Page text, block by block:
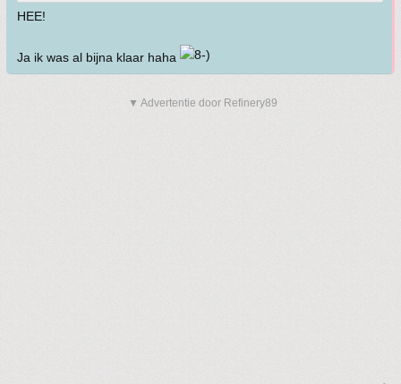
HEE!
Ja ik was al bijna klaar haha
▼ Advertentie door Refinery89